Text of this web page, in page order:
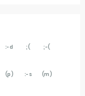
:-d ;( ;-(
(p) :-s (m)